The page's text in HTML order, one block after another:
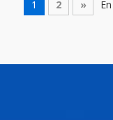
1 2 »